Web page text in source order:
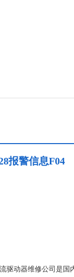
报警信息F04
驱动器维修公司是